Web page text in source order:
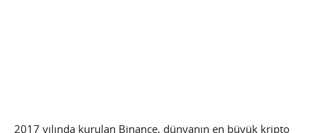
2017 yılında kurulan Binance, dünyanın en büyük kripto